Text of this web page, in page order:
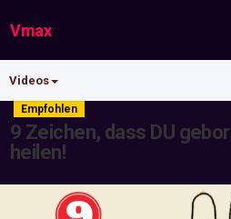
Vmax
Videos
Empfohlen
9 Zeichen, dass DU
heilen!